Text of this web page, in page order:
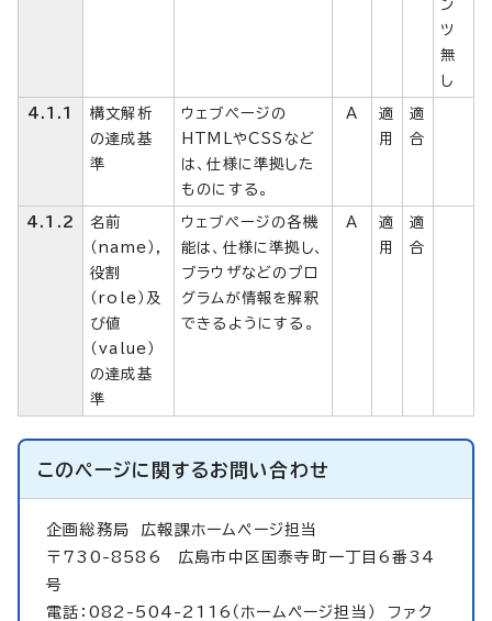
ン
ツ
無
し
4.1.1
構文解析
の達成基
準
ウェブページの
HTMLやCSSなど
は、仕様に準拠した
ものにする。
A
適
用
適
合
4.1.2
名前
（name），
役割
（role）及
び値
（value）
の達成基
準
ウェブページの各機
能は、仕様に準拠し、
ブラウザなどのプロ
グラムが情報を解釈
できるようにする。
A
適
用
適
合
このページに関するお問い合わせ
企画総務局 広報課ホームページ担当
〒730-8586 広島市中区国泰寺町一丁目6番34
号
電話：082-504-2116（ホームページ担当） ファク